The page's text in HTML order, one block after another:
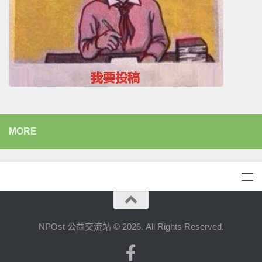
MORE
NPOst 公益交流站 © 2026. All Rights Reserved.